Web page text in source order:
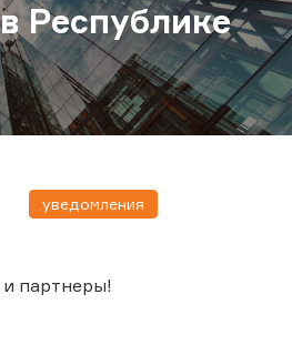
Республике
уведомления
партнеры!